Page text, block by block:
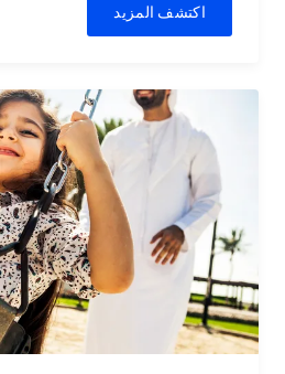
اكتشف المزيد